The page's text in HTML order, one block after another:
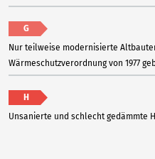
G
Nur teilweise modernisierte
Wärmeschutzverordnung von 1977
H
Unsanierte und schlecht gedämmte